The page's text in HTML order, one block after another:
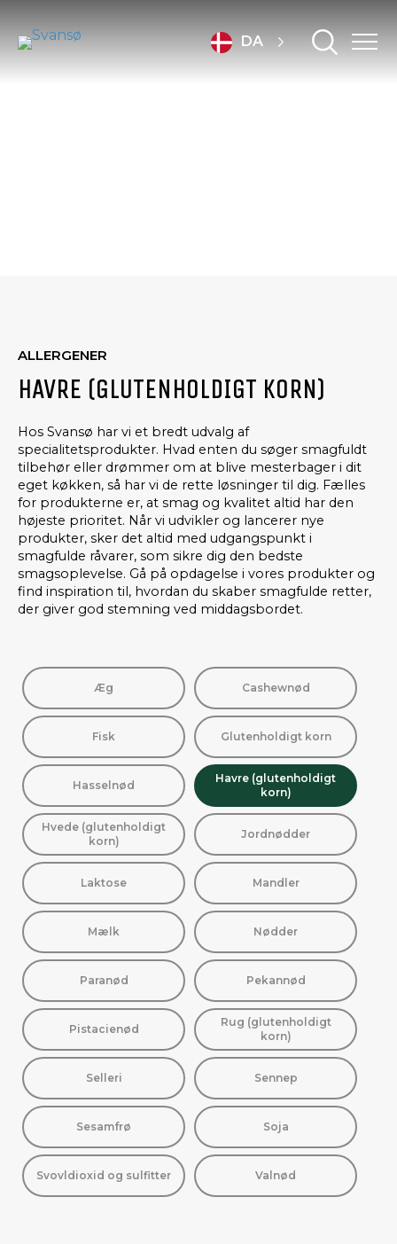
DA
ALLERGENER
HAVRE (GLUTENHOLDIGT KORN)
Hos Svansø har vi et bredt udvalg af
specialitetsprodukter. Hvad enten du søger smagfuldt
tilbehør eller drømmer om at blive mesterbager i dit
eget køkken, så har vi de rette løsninger til dig. Fælles
for produkterne er, at smag og kvalitet altid har den
højeste prioritet. Når vi udvikler og lancerer nye
produkter, sker det altid med udgangspunkt i
smagfulde råvarer, som sikre dig den bedste
smagsoplevelse. Gå på opdagelse i vores produkter og
find inspiration til, hvordan du skaber smagfulde retter,
der giver god stemning ved middagsbordet.
Æg Cashewnød
Fisk Glutenholdigt korn
Hasselnød
Havre (glutenholdigt
korn)
Hvede (glutenholdigt
korn)
Jordnødder
Laktose Mandler
Mælk Nødder
Paranød Pekannød
Pistacienød
Rug (glutenholdigt
korn)
Selleri Sennep
Sesamfrø Soja
Svovldioxid og sulfitter Valnød